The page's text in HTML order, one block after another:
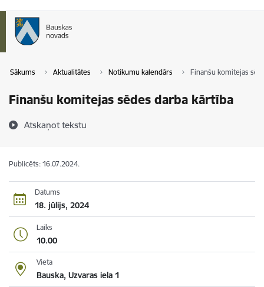
Sākums Aktualitātes Notikumu kalendārs Finanšu komitejas
Finanšu komitejas sēdes darba kārtība
Atskaņot tekstu
Publicēts: 16.07.2024.
Datums
18. jūlijs, 2024
Laiks
10.00
Vieta
Bauska, Uzvaras iela 1